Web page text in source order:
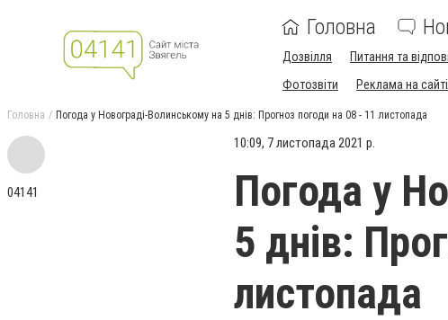
Головна
Дозвілля Питання та
Фотозвіти
Реклама на сайті
Головна Погода у Новограді-Волинському на 5 днів: Прогноз погоди на 08 - 11 листопада
04141
10:09, 7 листопада 2021 р.
Погода у
5 днів:
листопада